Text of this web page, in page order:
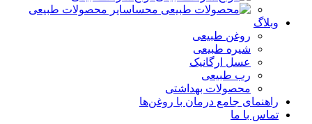
سایر محصولات طبیعی
وبلاگ
روغن طبیعی
شیره طبیعی
عسل ارگانیک
رب طبیعی
محصولات بهداشتی
راهنمای جامع درمان با روغن‌ها
تماس با ما